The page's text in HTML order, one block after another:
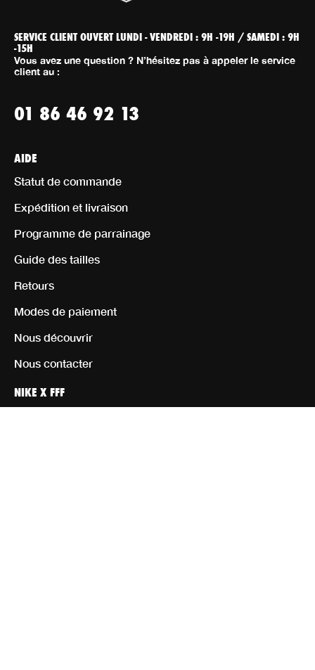
SERVICE CLIENT OUVERT LUNDI - VENDREDI : 9H -19H / SAMEDI : 9H
-15H
Vous avez une question ? N’hésitez pas à appeler le service
client au :
01 86 46 92 13
AIDE
Statut de commande
Expédition et livraison
Programme de parrainage
Guide des tailles
Retours
Modes de paiement
Nous découvrir
Nous contacter
NIKE X FFF